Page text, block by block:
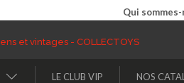
Qui sommes-
LE CLUB VIP NOS